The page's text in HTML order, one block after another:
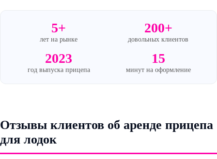
5+
лет на рынке
200+
довольных клиентов
2023
год выпуска прицепа
15
минут на оформление
Отзывы клиентов об аренде прицепа
для лодок